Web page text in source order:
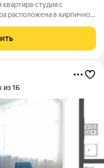
студия с
расположена в кирпичном
благодаря чему
из 16